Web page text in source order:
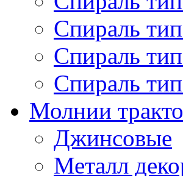
Спираль
Спираль
Спираль
Молнии
Джинсовые
Металл